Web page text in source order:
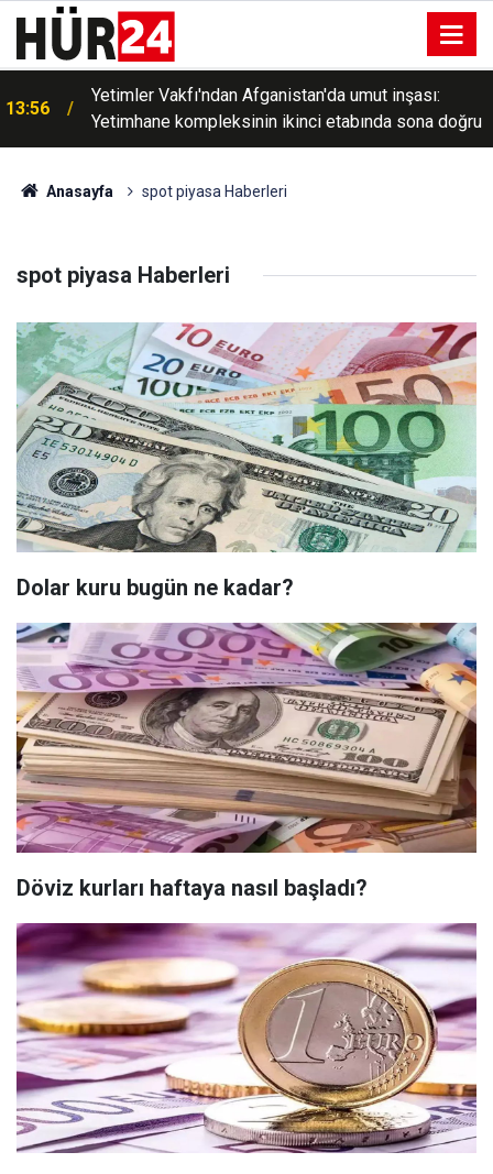
13:56
Yetimler Vakfı'ndan Afganistan'da umut inşası:
Yetimhane kompleksinin ikinci etabında sona doğru
Anasayfa spot piyasa Haberleri
spot piyasa Haberleri
Dolar kuru bugün ne kadar?
Döviz kurları haftaya nasıl başladı?